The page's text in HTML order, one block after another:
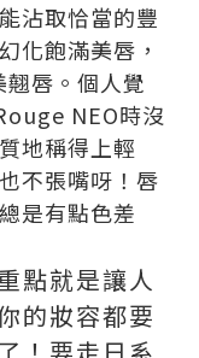
沾取恰當的豐
化飽滿美唇，
唇。個人覺
NEO時沒
地稱得上輕
不張嘴呀！唇
是有點色差
點就是讓人
的妝容都要